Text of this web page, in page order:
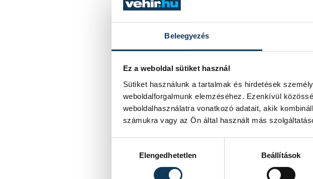
Beleegyezés
Ez a weboldal sütiket használ
Sütiket használunk a tartalmak és hirdetések
weboldalforgalmunk elemzéséhez. Ezenkívül
weboldalhasználatra vonatkozó adatait, akik
számukra vagy az Ön által használt más
Elengedhetetlen
Beállítások